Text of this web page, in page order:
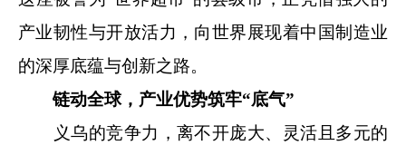
产业韧性与开放活力，向世界展现着中国制造业
的深厚底蕴与创新之路。
链动全球，产业优势筑牢“底气”
义乌的竞争力，离不开庞大、灵活且多元的